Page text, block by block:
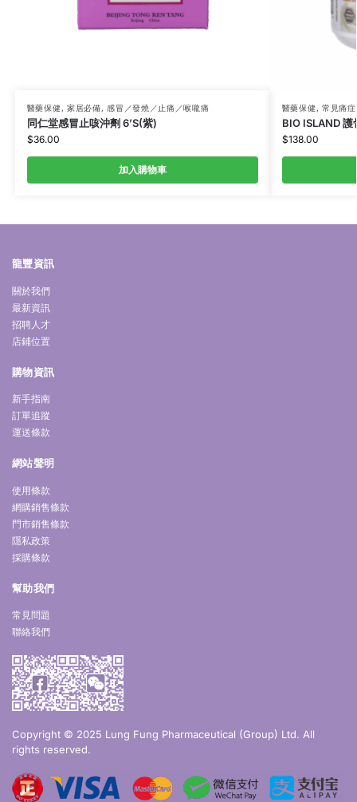
醫藥保健, 家居必備,感冒／發燒／止痛／喉嚨痛
同仁堂感冒止咳沖劑 6’S(紫)
$36.00
加入購物車
醫藥保健, 常見痛症
BIO ISLAND 護
$138.00
龍豐資訊
關於我們
最新資訊
招聘人才
店鋪位置
購物資訊
新手指南
訂單追蹤
運送條款
網站聲明
使用條款
網購銷售條款
門市銷售條款
隱私政策
採購條款
幫助我們
常見問題
聯絡我們
Copyright © 2025 Lung Fung Pharmaceutical (Group) Ltd. All
rights reserved.